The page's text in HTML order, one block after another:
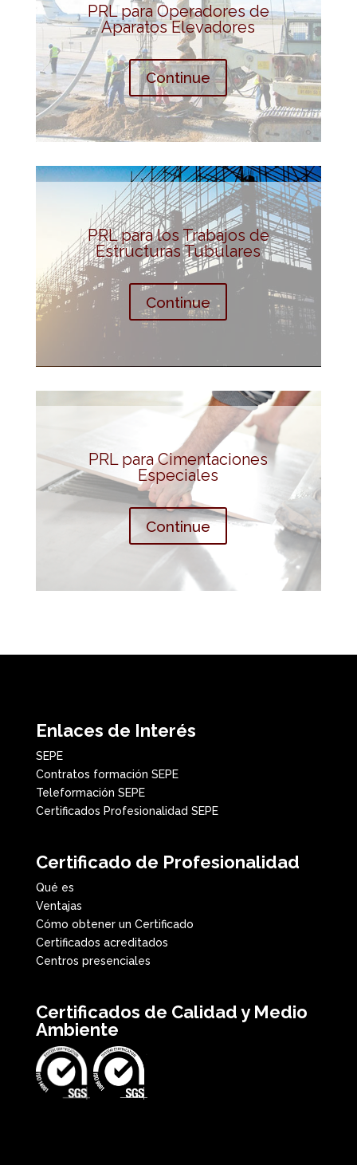
PRL para Operadores de
Aparatos Elevadores
Continue
PRL para los Trabajos de
Estructuras Tubulares
Continue
PRL para Cimentaciones
Especiales
Continue
Enlaces de Interés
SEPE
Contratos formación SEPE
Teleformación SEPE
Certificados Profesionalidad SEPE
Certificado de Profesionalidad
Qué es
Ventajas
Cómo obtener un Certificado
Certificados acreditados
Centros presenciales
Certificados de Calidad y Medio
Ambiente